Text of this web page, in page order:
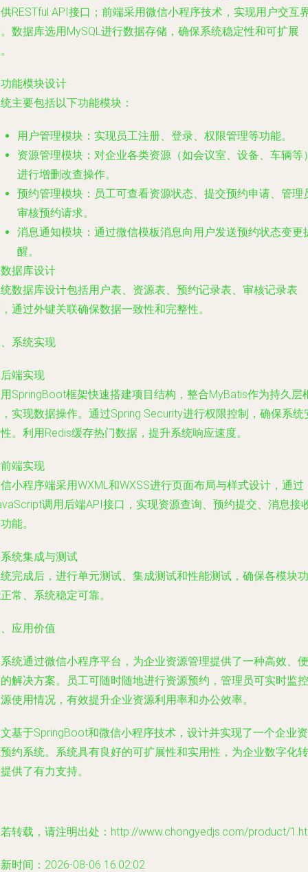
RESTful API接口；前端采用微信小程序技术，实现用户交互
数据库选用MySQL进行数据存储，确保系统稳定性和可扩展
能模块设计
主要包括以下功能模块：
用户管理模块：实现员工注册、登录、权限管理等功能。
资源管理模块：对企业各类资源（如会议室、设备、车辆等
进行增删改查操作。
预约管理模块：员工可查看资源状态、提交预约申请、管理
审核预约请求。
消息通知模块：通过微信模板消息向用户发送预约状态变更
醒。
据库设计
数据库设计包括用户表、资源表、预约记录表、审核记录表
通过外键关联确保数据一致性和完整性。
系统实现
端实现
SpringBoot框架快速搭建项目结构，整合MyBatis作为持久层
实现数据操作。通过Spring Security进行权限控制，确保系统
。利用Redis缓存热门数据，提升系统响应速度。
端实现
小程序端采用WXML和WXSS进行页面布局与样式设计，通过
调用后端API接口，实现资源查询、预约提交、消息接
能。
统集成与测试
完成后，进行单元测试、集成测试和性能测试，确保各模块功
常、系统稳定可靠。
应用价值
统通过微信小程序平台，为企业资源管理提供了一种高效、便
解决方案。员工可随时随地进行资源预约，管理员可实时监控
使用情况，有效提升企业资源利用率和办公效率。
基于SpringBoot和微信小程序技术，设计并实现了一个企业资
约系统。系统具有良好的可扩展性和实用性，为企业数字化转
供了有力支持。
转载，请注明出处：http://www.chongyedjs.com/product/
时间：2026-08-06 16:02:02